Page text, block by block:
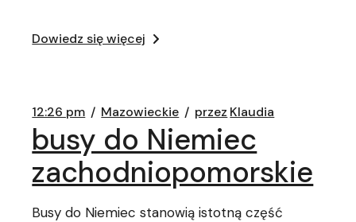
Dowiedz się więcej
12:26 pm Mazowieckie przez Klaudia
busy do Niemiec
zachodniopomorskie
Busy do Niemiec stanowią istotną część